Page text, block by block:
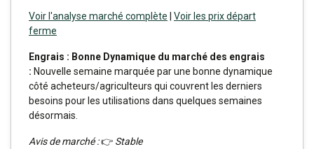
Voir l'analyse marché complète
Voir les prix départ
ferme
Engrais : Bonne Dynamique du marché des engrais
: Nouvelle semaine marquée par une bonne dynamique
côté acheteurs/agriculteurs qui couvrent les derniers
besoins pour les utilisations dans quelques semaines
désormais.
Avis de marché :👉 Stable